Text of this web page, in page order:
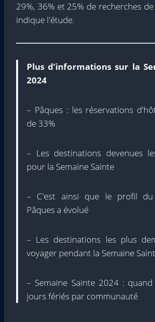
29%, 36% et 25% de recherches
indique l'étude.
Plus d’informations sur la
2024
– Pâques : les réservations
de 33%
– Les destinations devenues
pour la Semaine Sainte
– C'est ainsi que le profil du
Pâques a évolué
– Les destinations les plus
voyager pendant la Semaine
– Semaine Sainte 2024 :
jours fériés par communauté